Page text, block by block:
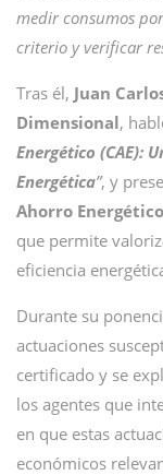
medir consumos
criterio y verificar
Tras él, Juan
Dimensional,
Energético (CAE):
Energética”, y
Ahorro Energético
que permite
eficiencia
Durante su
actuaciones
certificado y se
los agentes que
en que estas
económicos